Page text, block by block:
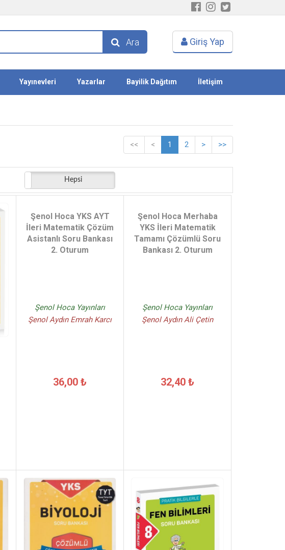
Ara Giriş Yap
Yayınevleri Yazarlar Bayilik Dağıtım İletişim
<< < 1 2 > >>
Hepsi
Şenol Hoca YKS AYT
İleri Matematik Çözüm
Asistanlı Soru Bankası
2. Oturum
Şenol Hoca Yayınları
Şenol Aydın Emrah Karcı
36,00 ₺
Şenol Hoca Merhaba
YKS İleri Matematik
Tamamı Çözümlü Soru
Bankası 2. Oturum
Şenol Hoca Yayınları
Şenol Aydın Ali Çetin
32,40 ₺